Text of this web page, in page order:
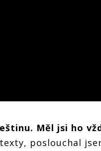
Měl jsi ho
poslouchal